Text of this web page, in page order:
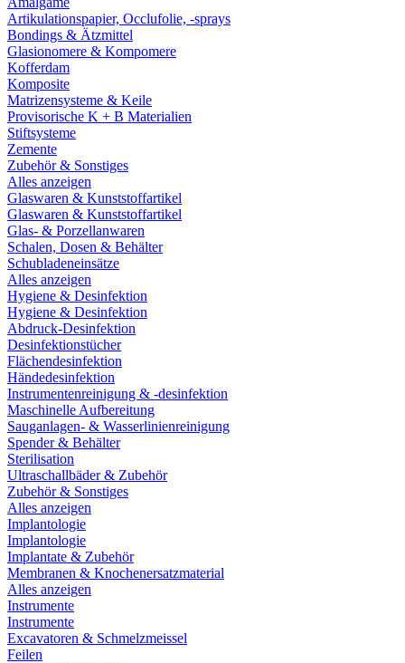
Artikulationspapier, Occlufolie, -sprays
Bondings & Ätzmittel
Glasionomere & Kompomere
Kofferdam
Komposite
Matrizensysteme & Keile
Provisorische K + B Materialien
Stiftsysteme
Zemente
Zubehör & Sonstiges
Alles anzeigen
Glaswaren & Kunststoffartikel
Glaswaren & Kunststoffartikel
Glas- & Porzellanwaren
Schalen, Dosen & Behälter
Schubladeneinsätze
Alles anzeigen
Hygiene & Desinfektion
Hygiene & Desinfektion
Abdruck-Desinfektion
Desinfektionstücher
Flächendesinfektion
Händedesinfektion
Instrumentenreinigung & -desinfektion
Maschinelle Aufbereitung
Sauganlagen- & Wasserlinienreinigung
Spender & Behälter
Sterilisation
Ultraschallbäder & Zubehör
Zubehör & Sonstiges
Alles anzeigen
Implantologie
Implantologie
Implantate & Zubehör
Membranen & Knochenersatzmaterial
Alles anzeigen
Instrumente
Instrumente
Excavatoren & Schmelzmeissel
Feilen